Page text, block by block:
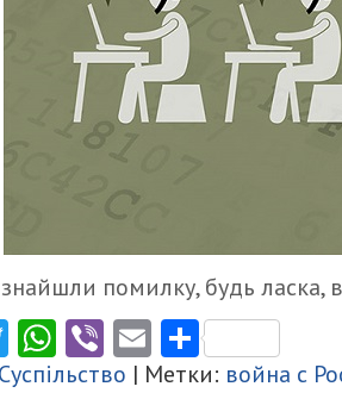
помилку, будь ласка,
Twitter
WhatsApp
ViberEmail
Суспільство | Метки: война с